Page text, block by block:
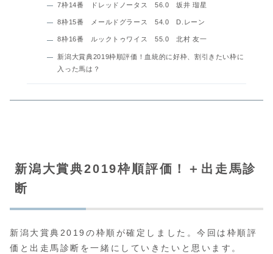
7枠14番 ドレッドノータス 56.0 坂井 瑠星
8枠15番 メールドグラース 54.0 D.レーン
8枠16番 ルックトゥワイス 55.0 北村 友一
新潟大賞典2019枠順評価！血統的に好枠、割引きたい枠に
入った馬は？
新潟大賞典2019枠順評価！＋出走馬診
断
新潟大賞典2019の枠順が確定しました。今回は枠順評
価と出走馬診断を一緒にしていきたいと思います。